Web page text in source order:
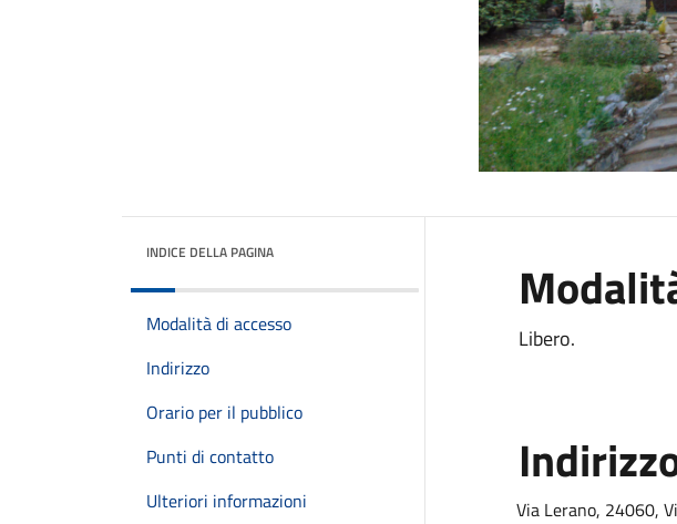
INDICE DELLA PAGINA
Modalità di accesso
Indirizzo
Orario per il pubblico
Punti di contatto
Ulteriori informazioni
Libero.
Via Lerano, 24060,